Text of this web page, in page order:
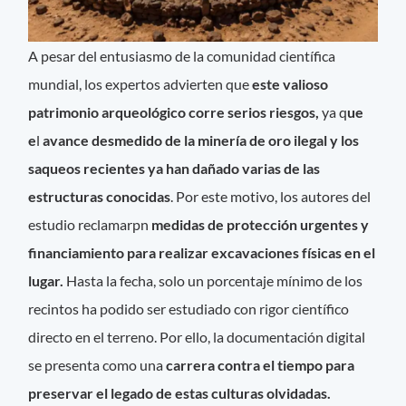
A pesar del entusiasmo de la comunidad científica
mundial, los expertos advierten queeste valioso
patrimonio arqueológico corre serios riesgos,ya que
elavance desmedido de la minería de oro ilegal y los
saqueos recientes ya han dañado varias de las
estructuras conocidas . Por este motivo, los autores del
estudio reclamarpn medidas de protección urgentes y
financiamiento para realizar excavaciones físicas en el
lugar. Hasta la fecha, solo un porcentaje mínimo de los
recintos ha podido ser estudiado con rigor científico
directo en el terreno. Por ello, la documentación digital
se presenta como unacarrera contra el tiempo para
preservar el legado de estas culturas olvidadas.